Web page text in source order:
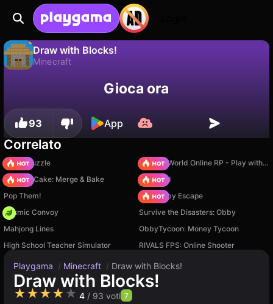
Draw with Blocks!
Minecraft
Salva i progressi!Gioca ora
93 App
Correlato
Arrow Puzzle
Sprunki World Online RP - Play with Friends!
Piece of Cake: Merge & Bake
TB World
Pop Them!
Your Obby Escape
Cosmic Convoy
Survive the Disasters: Obby
Mahjong Lines
ObbyTycoon: Money Tycoon
High School Teacher Simulator
RIVALS FPS: Online Shooter
Playgama / Minecraft / Draw with Blocks!
Draw with Blocks!
★★★★★ 4 / 93 voti 7